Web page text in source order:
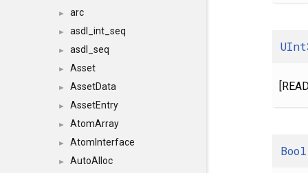
► arc
► asdl_int_seq
► asdl_seq
► Asset
► AssetData
► AssetEntry
► AtomArray
► AtomInterface
► AutoAlloc
Bool